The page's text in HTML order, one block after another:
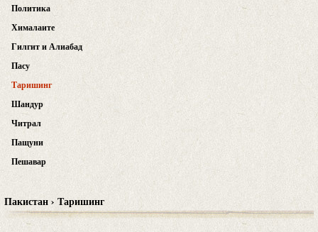
Политика
Хималаите
Гилгит и Алиабад
Пасу
Таришинг
Шандур
Читрал
Пащуни
Пешавар
Пакистан › Таришинг